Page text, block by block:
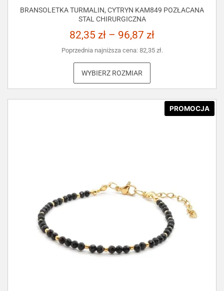
BRANSOLETKA TURMALIN, CYTRYN KAM849 POZŁACANA
STAL CHIRURGICZNA
82,35 zł – 96,87 zł
Poprzednia najniższa cena: 82,35 zł.
WYBIERZ ROZMIAR
PROMOCJA